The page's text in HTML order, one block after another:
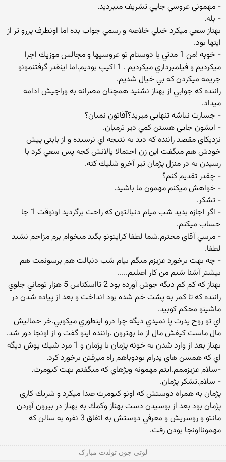
- مهموني عروسي جايي تشريف ميبرديد.
- بله.
بهناز سعي ميكرد خيلي خلاصه و رسمي جواب بده اما اونطرف پررو تر از
اينها بود.
- خوبه !من 1 مدتي با دوستام تو عروسيها و مجالس موزيك اجرا
ميكرديم و فيلمبرداري ميكرديم . 1 اكيپ بوديم.اما اينقدر گرفتنمونو
جريمه ميكردن كه بي خيال شديم.
راننده كه جوابي از بهناز نشنيد همچنان مصرانه به وراجيش ادامه
ميداد.
- جسارت نباشه تنهايي ميريد؟آقاتون نميان؟
- ايشون جايي هستن كمي دير ترميان.
نزديكاي مقصد راننده كه ديد به نتيجه اي نرسيده و از بابتي پيش
خودش هم ميگفت اين زن احتمالا پالانش كجه پس سعي كرد با
رسيدن به در منزل پژمان تير آخرو شليك كنه.
- چقدر تقديم كنم؟
- خواهش ميكنم مهمون ما باشيد.
- تشكر.
- اگر اجازه بديد شب ميام دنبالتون كه راحت برگرديد اونوقت 1 جا
حساب ميكنم.
- مرسي آقاي محترم.شما لطفا كرايتونو بگيد ميخوام برم مزاحم نشيد
لطفا.
- چه بهت برخورد عزيزم ميگم بيام شب دنبالت هم برسونمت هم
بيشتر آشنا شيم من كار اصليم.....
بهناز كه كم كم ديگه جوش آورده بود 2 تااسكناس 5 هزار توماني جلوي
راننده كه تا كمر به پشت خم شده بود انداخت و بعد از پياده شدن در
ماشينو محكم كوبيد.
اي تو روح پدرت پا نميدي ديگه چرا درو اينطوري ميكوبي.خر حماليش
مال ماست كيفش مال از ما بهترون .راننده اينو گفت و از اونجا دور شد.
بهناز بعد از وارد شدن به خونه پژمان با پژمان و 1 مرد شيك پوش ديگه
اي كه همسن هاي پدرام بودوباهم راه ميرفتن برخورد كرد.
-سلام عزيزممم.ايتم مهمونه ويژهاي كه ميگفتم بهت كيومرث.
- سلام.تشكر پژمان.
پژمان به همراه دوستش كه اونو كيومرث صدا ميكرد و شريك كاري
پژمان بود بعد از بوسيدن دست بهناز وكمك به بهناز در بيرون آوردن
مانتو و روسريش و معرفي دوستش به اتفاق 3 نفره به سالن كه
مهمونااونجا بودن رفت.
لوتی جون تولدت مبارک